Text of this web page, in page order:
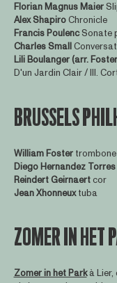
Florian MagnusMaier
Alex ShapiroChronicle
Francis PoulencSonate
Charles Small
Lili Boulanger(arr.
D'un Jardin Clair / III.
BRUSSELS
William Foster trombone
Diego Hernandez Torres
Reindert Geirnaertcor
Jean Xhonneuxtuba
ZOMER IN HET
Zomer in het Parkà Lier,